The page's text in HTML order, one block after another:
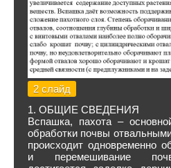
2 слайд
1. ОБЩИЕ СВЕДЕНИЯ
Вспашка, пахота –
обработки почвы
происходит одновременно
и перемешивание